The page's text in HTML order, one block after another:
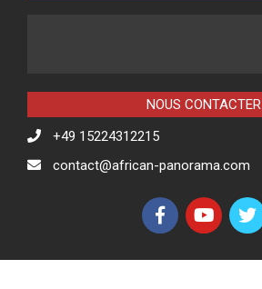
NOUS CONTACTER
+49 15224312215
contact@african-panorama.com